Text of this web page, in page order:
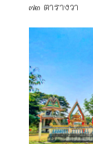
๗๓ ตารางวา